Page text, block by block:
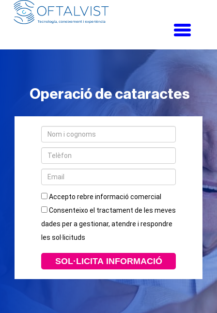
Toggle
Operació de cataractes
Accepto rebre informació comercial
Consenteixo el tractament de les meves
dades per a gestionar, atendre i respondre
les sol·licituds